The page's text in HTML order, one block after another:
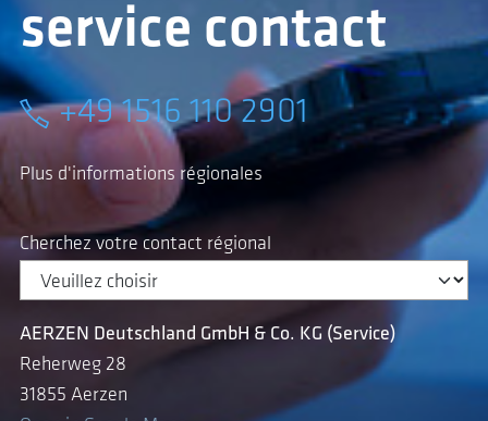
service contact
+49 1516 110 2901
Plus d'informations régionales
Cherchez votre contact régional
AERZEN Deutschland GmbH & Co. KG (Service)
Reherweg 28
31855 Aerzen